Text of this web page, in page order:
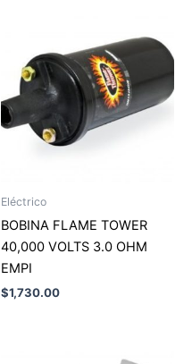
Eléctrico
BOBINA FLAME TOWER
40,000 VOLTS 3.0 OHM
EMPI
$1,730.00